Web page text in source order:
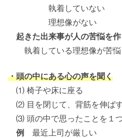
執着していない
理想像がない
起きた出来事が人の苦悩を
執着している理想像が苦悩
・頭の中にある心の声を聞く
⑴ 椅子や床に座る
⑵ 目を閉じて、背筋を伸ば
⑶ 頭の中で思ったことを１
例 最近上司が厳しい